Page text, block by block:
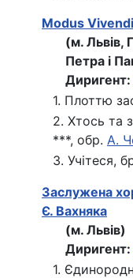
Modus Vivendi
(м. Львів,
Петра і
Диригент:
1. Плоттю
2. Хтось та
***, обр. А.
3. Учітеся,
Заслужена
Є. Вахняка
(м. Львів)
Диригент:
1.